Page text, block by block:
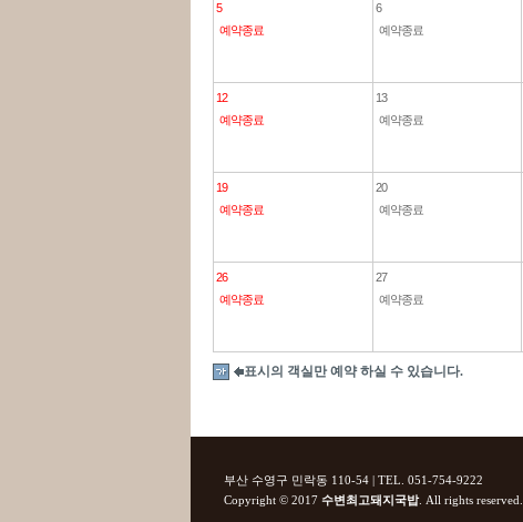
5
예약종료
6
예약종료
12
예약종료
13
예약종료
19
예약종료
20
예약종료
26
예약종료
27
예약종료
표시의 객실만 예약 하실 수 있습니다.
부산 수영구 민락동 110-54 | TEL. 051-754-9222
Copyright © 2017 수변최고돼지국밥. All rights reserved.